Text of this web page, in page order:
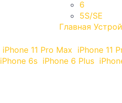
6
5S/SE
Главная
iPhone 11 Pro Max iPhone 11
iPhone 6s iPhone 6 Plus